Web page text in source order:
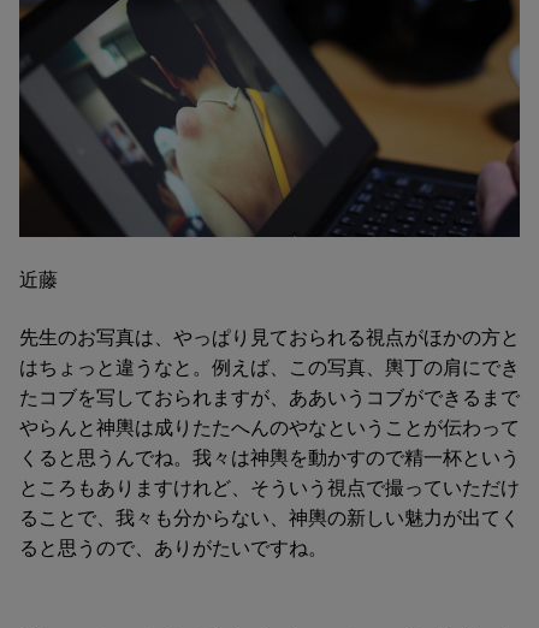
近藤
先生のお写真は、やっぱり見ておられる視点がほかの方と
はちょっと違うなと。例えば、この写真、輿丁の肩にでき
たコブを写しておられますが、ああいうコブができるまで
やらんと神輿は成りたたへんのやなということが伝わって
くると思うんでね。我々は神輿を動かすので精一杯という
ところもありますけれど、そういう視点で撮っていただけ
ることで、我々も分からない、神輿の新しい魅力が出てく
ると思うので、ありがたいですね。